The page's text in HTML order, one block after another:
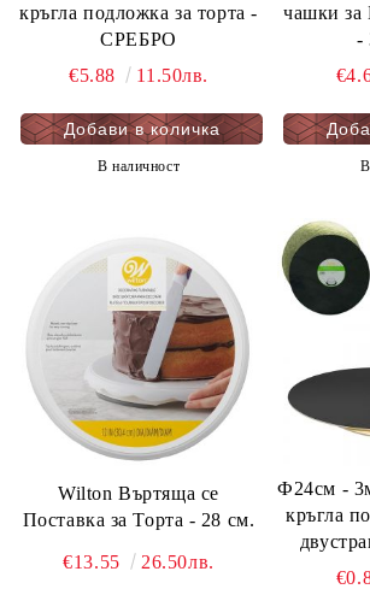
кръгла подложка за торта -
СРЕБРО
€5.88
11.50лв.
В наличност
чашки за
-
Wilton Въртяща се
Поставка за Торта - 28 см.
€13.55 26.50лв.
Ф24см -
кръгла
ЧЕРНО